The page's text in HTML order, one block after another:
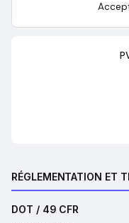
RÉGLEMENTATION ET
DOT / 49 CFR